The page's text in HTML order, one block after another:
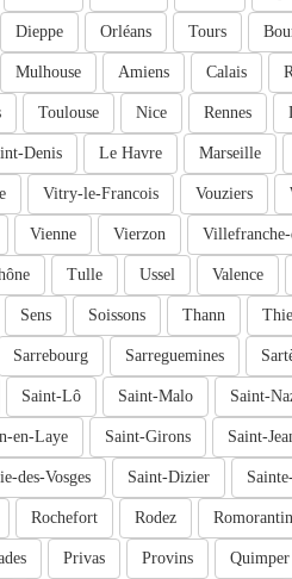
Tours
Orléans
Dieppe
Calais
Amiens
Mulhouse
Rennes
Nice
Toulouse
Marseille
Le Havre
Denis
Vouziers
Vitry-le-Francois
Villefranche-
Vierzon
Vienne
Valence
Ussel
Tulle
Thann
Soissons
Sens
Sarreguemines
Sarrebourg
Saint-
Saint-Malo
Saint-Lô
Saint-
Saint-Girons
en-Laye
Saint-Dizier
des-Vosges
Rodez
Rochefort
Quimper
Provins
Privas